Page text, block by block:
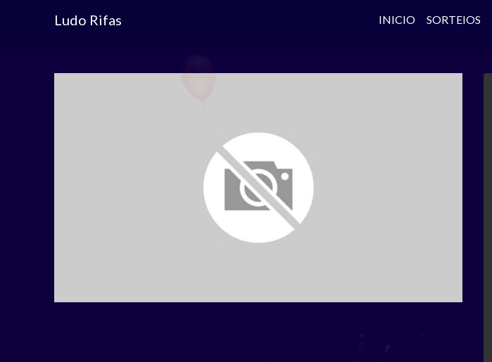
Ludo Rifas INICIO SORTEIOS